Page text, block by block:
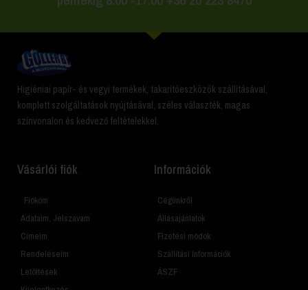
Higiéniai papír- és vegyi termékek, takarítóeszközök szállításával,
komplett szolgáltatások nyújtásával, széles választék, magas
színvonalon és kedvező feltételekkel.
Vásárlói fiók
Fiókom
Adataim, Jelszavam
Címeim
Rendeléseim
Letöltések
Információk
Cégünkről
Állásajánlatok
Fizetési módok
Szállítási Információk
ÁSZF